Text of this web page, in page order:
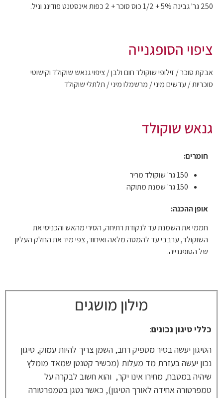
250 גר' גבינה 5% + 1/2 כוס סוכר + 2 כפות אינסטנט פודינג וניל.
ציפוי הסופגנייה
אבקת סוכר / זילופי שוקולד חום ולבן / ציפוי גנאש שוקולד וקישוטי
סוכריות / עדשים מיני / מרשמלו מיני / תלתלי שוקולד
גנאש שוקולד
חומרים:
150 גר' שוקולד מריר
150 גר' שמנת מתוקה
אופן ההכנה:
חממי את השמנת עד לנקודת רתיחה, הסירי מהאש והכניסי את
השוקולד, ערבבי עד להמסה מלאה ואיחוד, צפי מיד את החלק העליון
של הסופגנייה.
מילון מושגים
כללי טיגון נכונים:
הטיגון יעשה בסיר מספיק רחב, השמן צריך להיות עמוק, טיגון
נכון יעשה בעזרת מד מעלות (מכשיר קטנטן שמאד מומלץ
שיהיה במטבח, מחירו אינו יקר, והוא חשוב לבקרה על
טמפרטורה אחידה לאורך הטיגון), כאשר נטגן בטמפרטורה